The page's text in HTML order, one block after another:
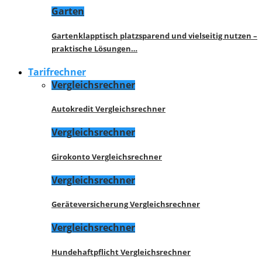
Garten
Gartenklapptisch platzsparend und vielseitig nutzen –
praktische Lösungen…
Tarifrechner
Vergleichsrechner
Autokredit Vergleichsrechner
Vergleichsrechner
Girokonto Vergleichsrechner
Vergleichsrechner
Geräteversicherung Vergleichsrechner
Vergleichsrechner
Hundehaftpflicht Vergleichsrechner